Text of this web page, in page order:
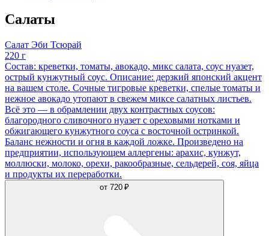
Салаты
Салат Эби Тсюрай
220 г
Состав: креветки, томаты, авокадо, микс салата, соус нуазет,
острый кунжутный соус. Описание: дерзкий японский акцент
на вашем столе. Сочные тигровые креветки, спелые томаты и
нежное авокадо утопают в свежем миксе салатных листьев.
Всё это — в обрамлении двух контрастных соусов:
благородного сливочного нуазет с ореховыми нотками и
обжигающего кунжутного соуса с восточной остринкой.
Баланс нежности и огня в каждой ложке. Произведено на
предприятии, использующем аллергены: арахис, кунжут,
моллюски, молоко, орехи, ракообразные, сельдерей, соя, яйца
и продукты их переработки.
от 720 ₽